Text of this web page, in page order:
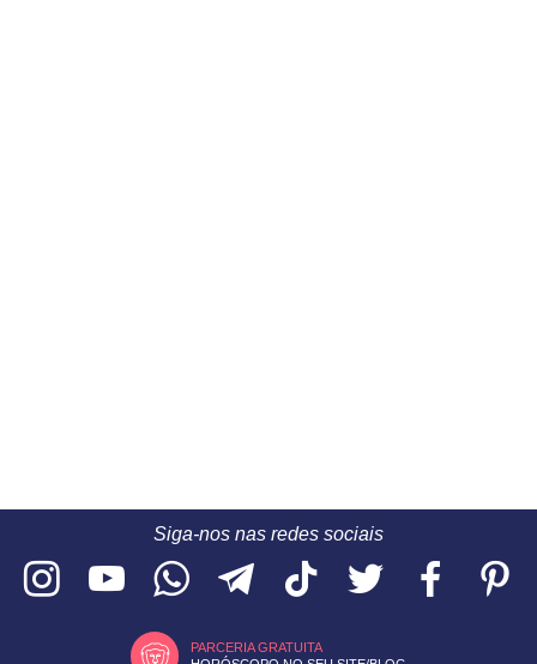
Siga-nos nas redes sociais
PARCERIA GRATUITA